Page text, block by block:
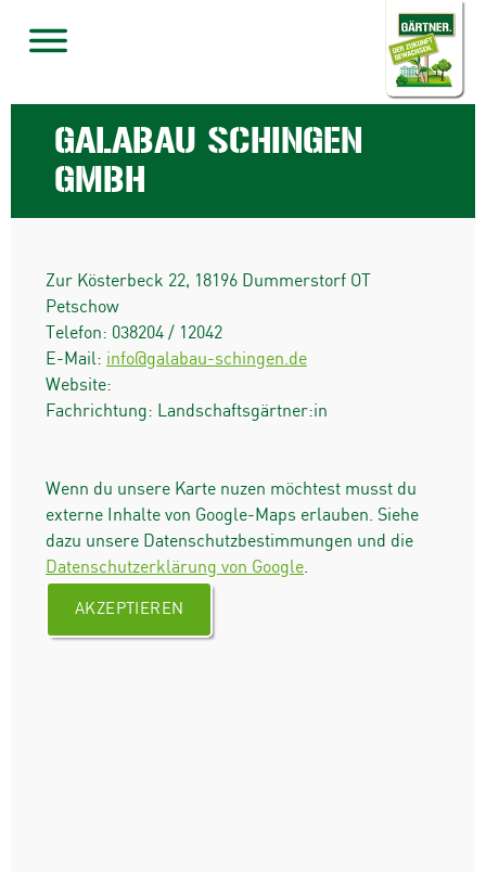
GALABAU SCHINGEN
GMBH
Zur Kösterbeck 22, 18196 Dummerstorf OT
Petschow
Telefon: 038204 / 12042
E-Mail: info@galabau-schingen.de
Website:
Fachrichtung: Landschaftsgärtner:in
Wenn du unsere Karte nuzen möchtest musst du
externe Inhalte von Google-Maps erlauben. Siehe
dazu unsere Datenschutzbestimmungen und die
Datenschutzerklärung von Google.
AKZEPTIEREN